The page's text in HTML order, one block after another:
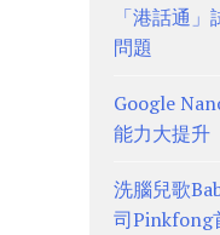
「港話通
問題
Google
能力大提
洗腦兒歌
司Pinkfong